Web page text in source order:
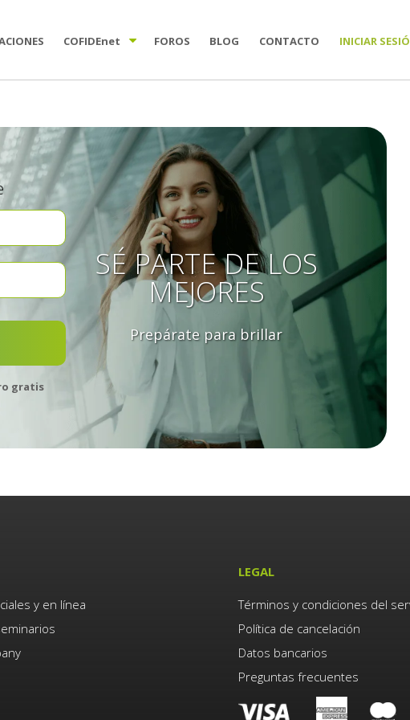
COFIDEnet FOROS BLOG CONTACTO INICIAR
gratis
SÉ PARTE DE LOS
MEJORES
Prepárate para brillar
y en línea
LEGAL
Términos y condiciones del
Política de cancelación
Datos bancarios
Preguntas frecuentes